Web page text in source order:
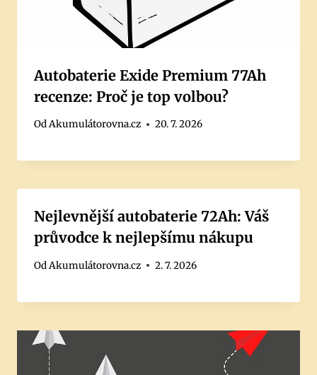
Autobaterie Exide Premium 77Ah
recenze: Proč je top volbou?
OdAkumulátorovna.cz 20. 7. 2026
Nejlevnější autobaterie 72Ah: Váš
průvodce k nejlepšímu nákupu
OdAkumulátorovna.cz 2. 7. 2026